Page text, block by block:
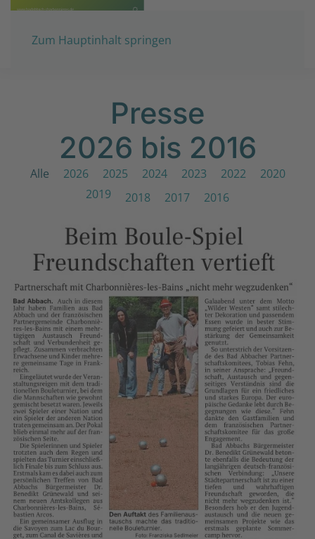
Zum Hauptinhalt springen
Presse
2026 bis 2016
Alle 2026 2025 2024 2023 2022
2020
2019
2018 2017 2016